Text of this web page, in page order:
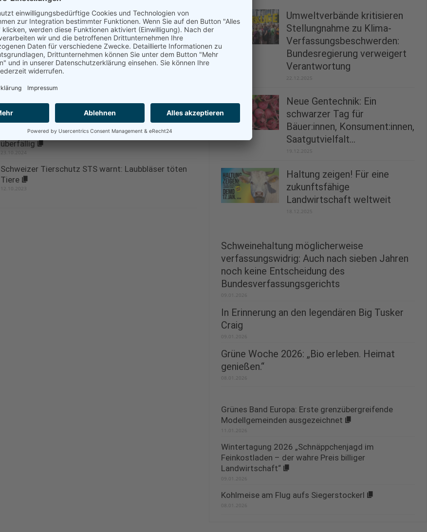
Biodiversität – Dringlichkeit ohne Priorität
06.07.2025
WWF: Erster “Statusbericht Biodiversität”
07.05.2025
OceanCare-Bericht macht deutlich: Maßnahmen
gegen die zerstörerische Schleppnetzfischerei sind
überfällig
23.10.2024
Schweizer Tierschutz STS warnt: Laubbläser töten
Tiere
12.10.2023
Umweltverbände kritisieren
Stellungnahme zu Klima-
Verfassungsbeschwerden:
Bundesregierung verweigert
Verantwortung
22.12.2025
Neue Gentechnik: Ein
schwarzer Tag für
Bäuer:innen, Konsument:innen,
Saatgutvielfalt...
19.12.2025
Haltung zeigen! Für eine
zukunftsfähige
Landwirtschaft weltweit
18.12.2025
Schweinehaltung möglicherweise
verfassungswidrig: Auch nach sieben Jahren
noch keine Entscheidung des
Bundesverfassungsgerichts
09.01.2026
In Erinnerung an den legendären Big Tusker
Craig
09.01.2026
Grüne Woche 2026: „Bio erleben. Heimat
genießen.“
08.01.2026
Grünes Band Europa: Erste grenzübergreifende
Modellgemeinden ausgezeichnet
11.01.2026
Wintertagung 2026 „Schnäppchenjagd im
Feinkostladen – der wahre Preis billiger
Landwirtschaft“
09.01.2026
Kohlmeise am Flug aufs Siegerstockerl
08.01.2026